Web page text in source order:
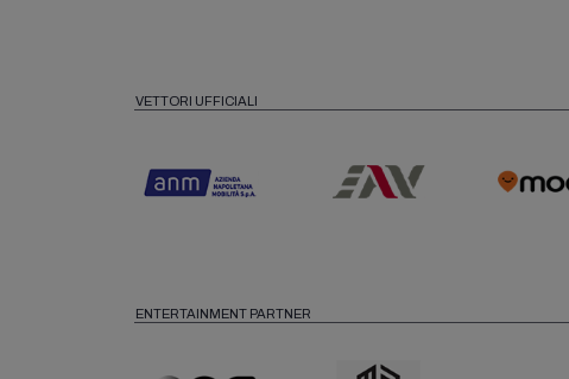
VETTORI UFFICIALI
ENTERTAINMENT PARTNER